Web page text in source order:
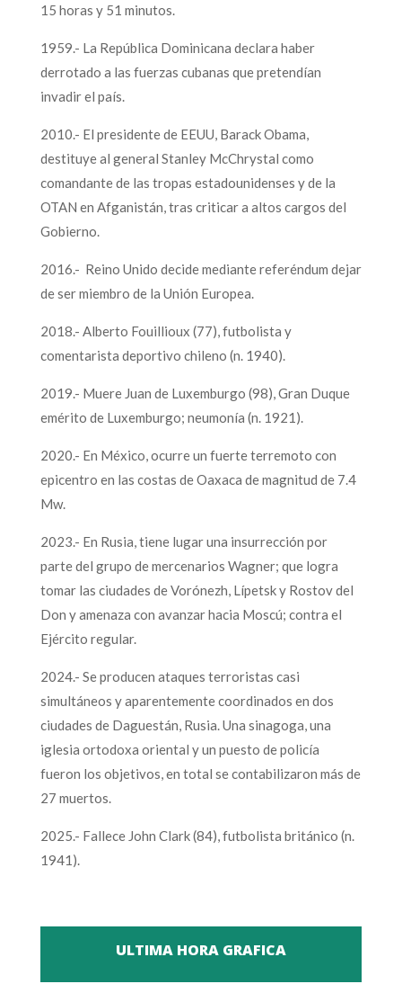
15 horas y 51 minutos.
1959.- La República Dominicana declara haber
derrotado a las fuerzas cubanas que pretendían
invadir el país.
2010.- El presidente de EEUU, Barack Obama,
destituye al general Stanley McChrystal como
comandante de las tropas estadounidenses y de la
OTAN en Afganistán, tras criticar a altos cargos del
Gobierno.
2016.- Reino Unido decide mediante referéndum dejar
de ser miembro de la Unión Europea.
2018.- Alberto Fouillioux (77), futbolista y
comentarista deportivo chileno (n. 1940).
2019.- Muere Juan de Luxemburgo (98), Gran Duque
emérito de Luxemburgo; neumonía (n. 1921).
2020.- En México, ocurre un fuerte terremoto con
epicentro en las costas de Oaxaca de magnitud de 7.4
Mw.
2023.- En Rusia, tiene lugar una insurrección por
parte del grupo de mercenarios Wagner; que logra
tomar las ciudades de Vorónezh, Lípetsk y Rostov del
Don y amenaza con avanzar hacia Moscú; contra el
Ejército regular.
2024.- Se producen ataques terroristas casi
simultáneos y aparentemente coordinados en dos
ciudades de Daguestán, Rusia. Una sinagoga, una
iglesia ortodoxa oriental y un puesto de policía
fueron los objetivos, en total se contabilizaron más de
27 muertos.
2025.- Fallece John Clark (84), futbolista británico (n.
1941).
ULTIMA HORA GRAFICA